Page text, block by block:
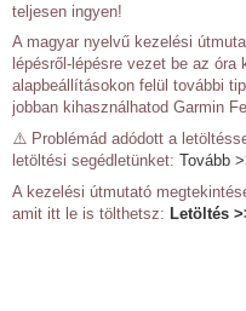
teljesen ingyen!
A magyar nyelvű kezelési
lépésről-lépésre vezet be az
alapbeállításokon felül további
jobban kihasználhatod Garmin
⚠️ Problémád adódott a
letöltési segédletünket: Tovább
A kezelési útmutató
amit itt le is tölthetsz: Letöltés